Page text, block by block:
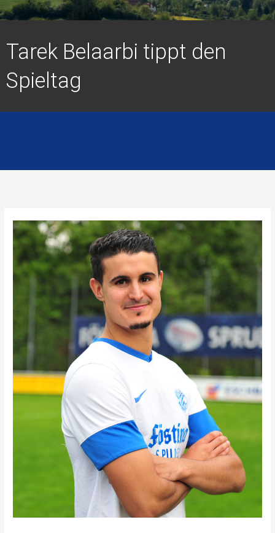
Tarek Belaarbi tippt den
Spieltag